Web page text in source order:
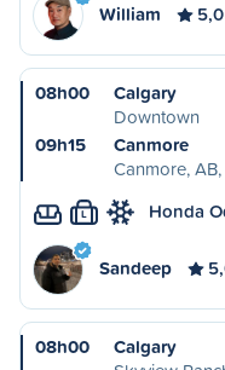
William 5,0
08h00
Calgary
Downtown
09h15
Canmore
Canmore,
L Honda
Sandeep
08h00
Calgary